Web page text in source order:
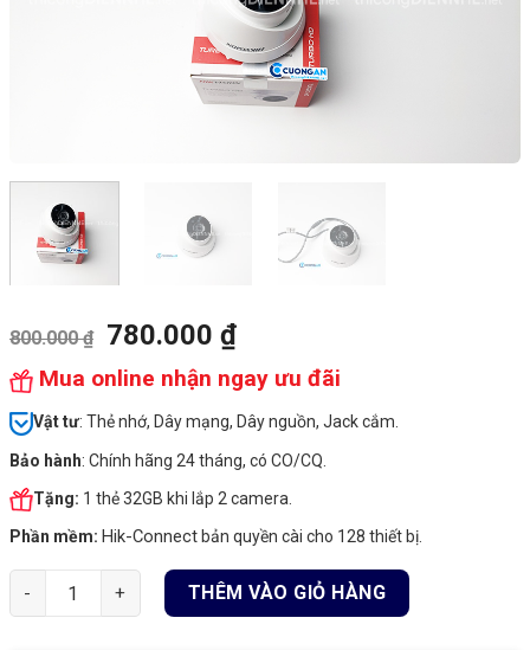
800.000₫ 780.000₫
Mua online nhận ngay ưu đãi
Vật tư: Thẻ nhớ, Dây mạng, Dây nguồn, Jack cắm.
Bảo hành: Chính hãng 24 tháng, có CO/CQ.
Tặng: 1 thẻ 32GB khi lắp 2 camera.
Phần mềm: Hik-Connect bản quyền cài cho 128 thiết bị.
Camera HD-TVI Hikvision 5MP DS-2CE56, Hồng ngoại 40m số
THÊM VÀO GIỎ HÀNG